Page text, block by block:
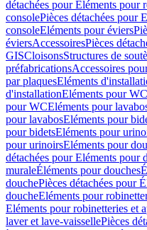
détachées pour Eléments pour
consolePièces détachées pour
consoleEléments pour éviers
éviersAccessoiresPièces
GISCloisonsStructures de
préfabricationsAccessoires
par plaquesEléments
d'installationEléments pour WC
pour WCEléments pour
pour lavabosEléments pour
pour bidetsEléments pour
pour urinoirsEléments pour
détachées pour Eléments pour
muraleÉléments pour douches
douchePièces détachées pour
doucheEléments pour
Eléments pour robinetteries et
laver et lave-vaissellePièces